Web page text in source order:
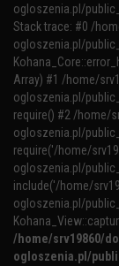
ogloszenia.pl/
Stack trace: #0 /
ogloszenia.pl/
Array) #1 /home/
ogloszenia.pl/
require() #2 /home/
ogloszenia.pl/
require('/home/
ogloszenia.pl/
include('/home/
ogloszenia.pl/
/home/srv19860/
ogloszenia.pl/